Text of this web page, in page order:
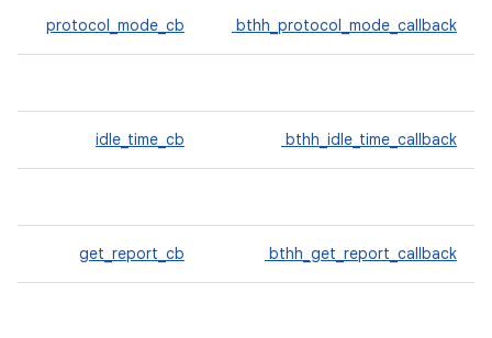
bthh_protocol_mode_callback
protocol_mode_cb
bthh_idle_time_callback
idle_time_cb
bthh_get_report_callback
get_report_cb